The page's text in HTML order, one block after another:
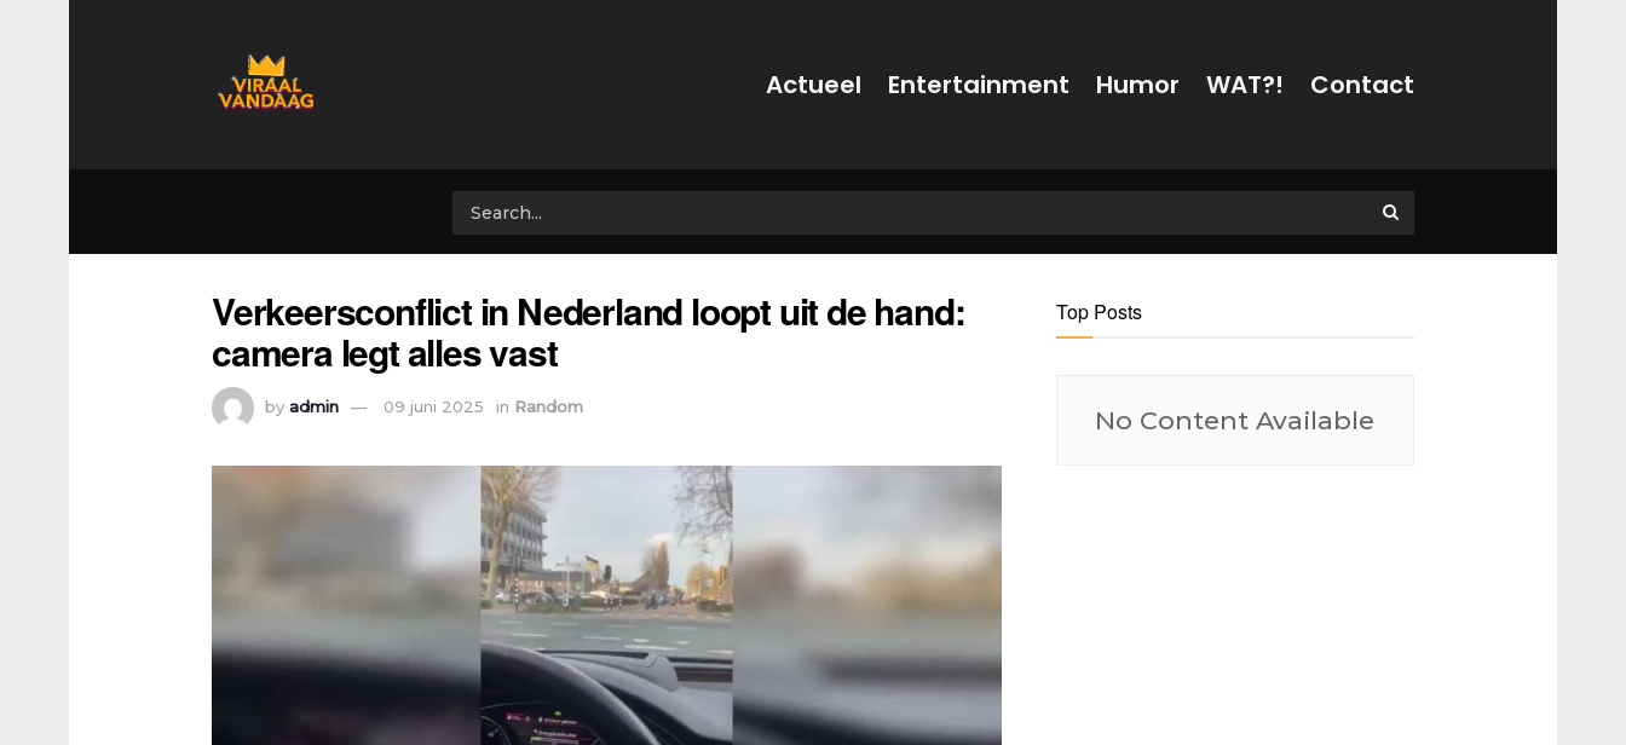
Actueel Entertainment Humor WAT?! Contact
Verkeersconflict in Nederland loopt uit de hand:
camera legt alles vast
by admin 09 juni 2025 in Random
Top Posts
No Content Available